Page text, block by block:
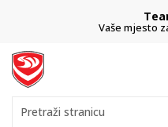
Vaše mjesto
Pretraži stranicu